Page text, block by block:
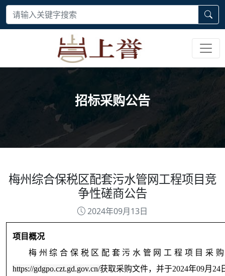
招标采购公告
梅州综合保税区配套污水管网工程项目竞
争性磋商公告
2024年09月13日
项目概况
梅州综合保税区配套污水管网工程项目 采
https://gdgpo.czt.gd.gov.cn/获取采购文件，并于2024年09月24